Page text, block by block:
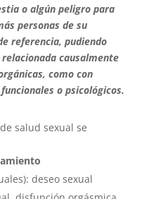
o algún peligro para
personas de su
referencia, pudiendo
causalmente
como con
o psicológicos.
salud sexual se
deseo sexual